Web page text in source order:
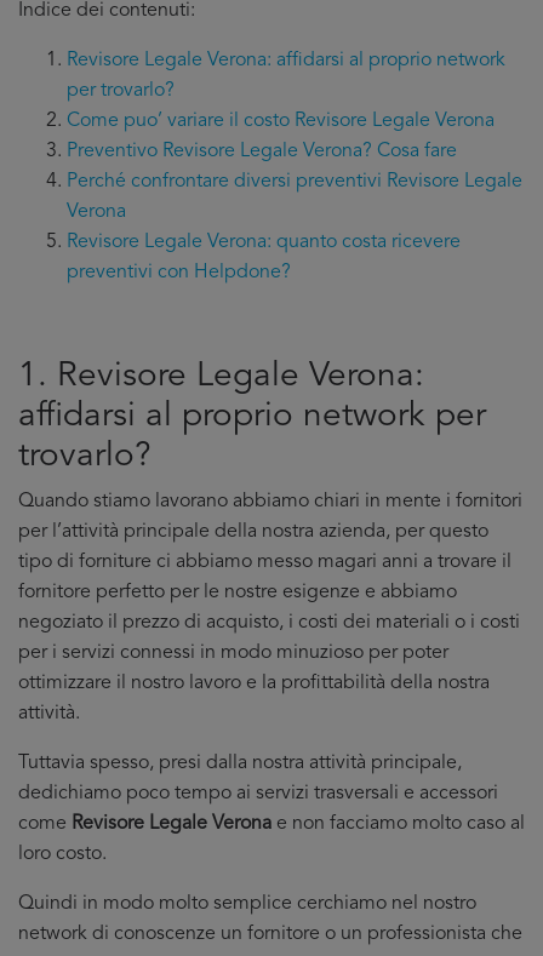
Indice dei contenuti:
Revisore Legale Verona: affidarsi al proprio network
per trovarlo?
Come puo’ variare il costo Revisore Legale Verona
Preventivo Revisore Legale Verona? Cosa fare
Perché confrontare diversi preventivi Revisore Legale
Verona
Revisore Legale Verona: quanto costa ricevere
preventivi con Helpdone?
1. Revisore Legale Verona:
affidarsi al proprio network per
trovarlo?
Quando stiamo lavorano abbiamo chiari in mente i fornitori
per l’attività principale della nostra azienda, per questo
tipo di forniture ci abbiamo messo magari anni a trovare il
fornitore perfetto per le nostre esigenze e abbiamo
negoziato il prezzo di acquisto, i costi dei materiali o i costi
per i servizi connessi in modo minuzioso per poter
ottimizzare il nostro lavoro e la profittabilità della nostra
attività.
Tuttavia spesso, presi dalla nostra attività principale,
dedichiamo poco tempo ai servizi trasversali e accessori
come Revisore Legale Verona e non facciamo molto caso al
loro costo.
Quindi in modo molto semplice cerchiamo nel nostro
network di conoscenze un fornitore o un professionista che